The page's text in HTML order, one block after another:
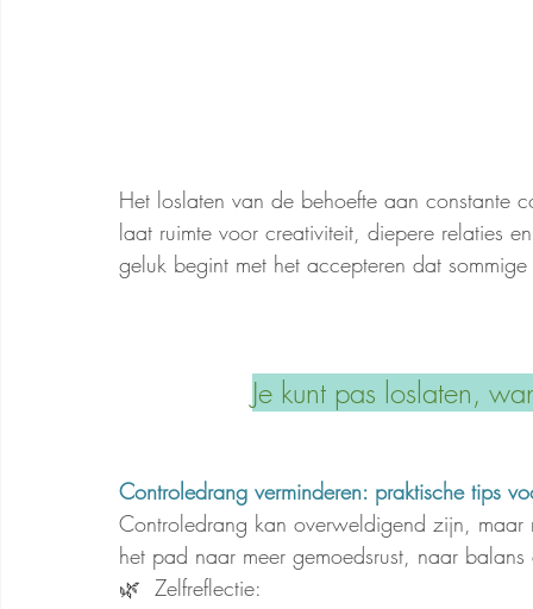
Het loslaten van de behoefte aan constante
laat ruimte voor creativiteit, diepere relaties
geluk begint met het accepteren dat
Je kunt pas loslaten,
Controledrang verminderen: praktische tips
Controledrang kan overweldigend zijn,
het pad naar meer gemoedsrust, naar
🌿  Zelfreflectie: